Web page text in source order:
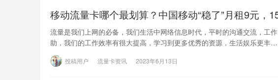
移动流量卡哪个最划算？中国移动“稳了”月租9元，
流量是我们上网的必备，我们生活中网络信息时代，平时的沟通交流，工
助，我们的工作效率有很大提高，学习到更多优秀的资源，生活娱乐更丰…
投稿用户 流量卡资讯 2023年6月13日